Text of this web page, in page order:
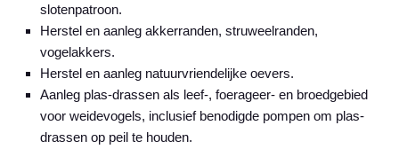
slotenpatroon.
Herstel en aanleg akkerranden, struweelranden,
vogelakkers.
Herstel en aanleg natuurvriendelijke oevers.
Aanleg plas-drassen als leef-, foerageer- en broedgebied
voor weidevogels, inclusief benodigde pompen om plas-
drassen op peil te houden.